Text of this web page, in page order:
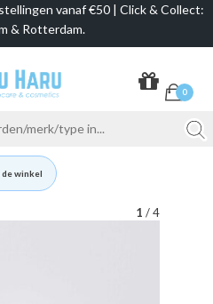
vanaf €50 | Click & Collect:
& Rotterdam.
0
winkel
1 / 4